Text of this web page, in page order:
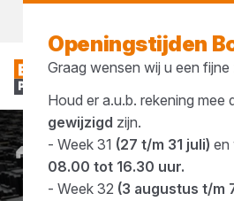
Merken Havebo
Openingstijden
Graag wensen wij u een
Houd er a.u.b. rekening mee
gewijzigd zijn.
- Week 31 (27 t/m 31 juli) en
08.00 tot 16.30 uur.
- Week 32 (3 augustus t/m